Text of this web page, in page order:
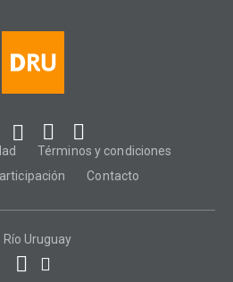
Términos y condiciones
Contacto
Río Uruguay